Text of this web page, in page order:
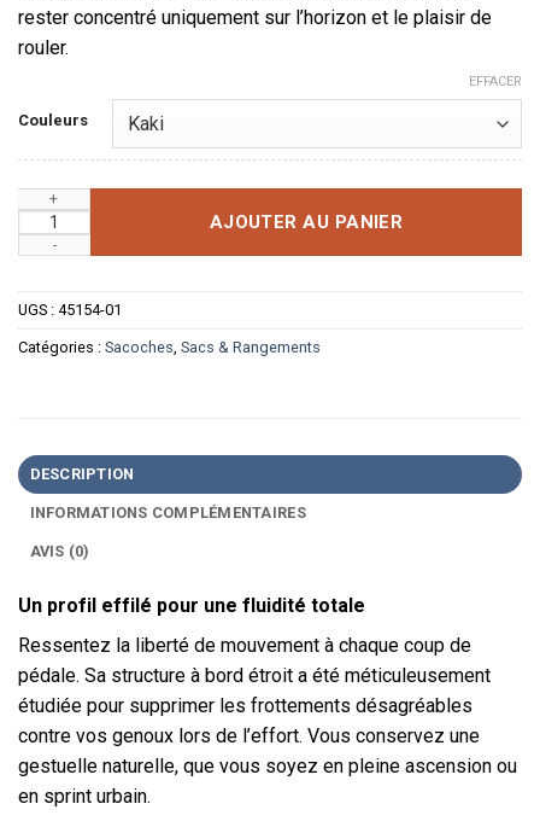
rester concentré uniquement sur l’horizon et le plaisir de
rouler.
Couleurs
EFFACER
quantité de Sacoche de Cadre Slim Haute Performance
AJOUTER AU PANIER
UGS : 45154-01
Catégories : Sacoches, Sacs & Rangements
DESCRIPTION
INFORMATIONS COMPLÉMENTAIRES
AVIS (0)
Un profil effilé pour une fluidité totale
Ressentez la liberté de mouvement à chaque coup de
pédale. Sa structure à bord étroit a été méticuleusement
étudiée pour supprimer les frottements désagréables
contre vos genoux lors de l’effort. Vous conservez une
gestuelle naturelle, que vous soyez en pleine ascension ou
en sprint urbain.